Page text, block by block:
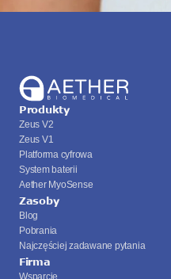
Produkty
Zeus V2
Zeus V1
Platforma cyfrowa
System baterii
Aether MyoSense
Zasoby
Blog
Pobrania
Najczęściej zadawane pytania
Firma
Wsparcie